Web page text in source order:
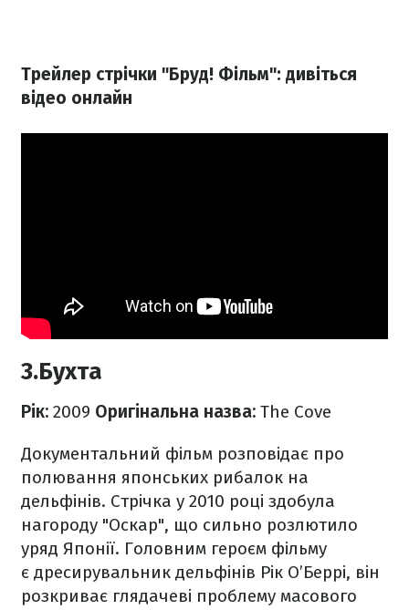
Трейлер стрічки "Бруд! Фільм": дивіться
відео онлайн
3.Бухта
Рік: 2009 Оригінальна назва: The Cove
Документальний фільм розповідає про
полювання японських рибалок на
дельфінів. Стрічка у 2010 році здобула
нагороду "Оскар", що сильно розлютило
уряд Японії. Головним героєм фільму
є дресирувальник дельфінів Рік О’Беррі, він
розкриває глядачеві проблему масового